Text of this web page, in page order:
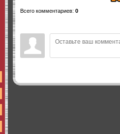
Всего комментариев: 0